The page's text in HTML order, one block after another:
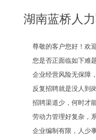
湖南蓝桥人
尊敬的客户您好！欢
您是否正面临如下难
企业经营风险无保障
反复招聘就是没人到
招聘渠道少，何时才
劳动力管理好复杂，
企业编制有限，人少